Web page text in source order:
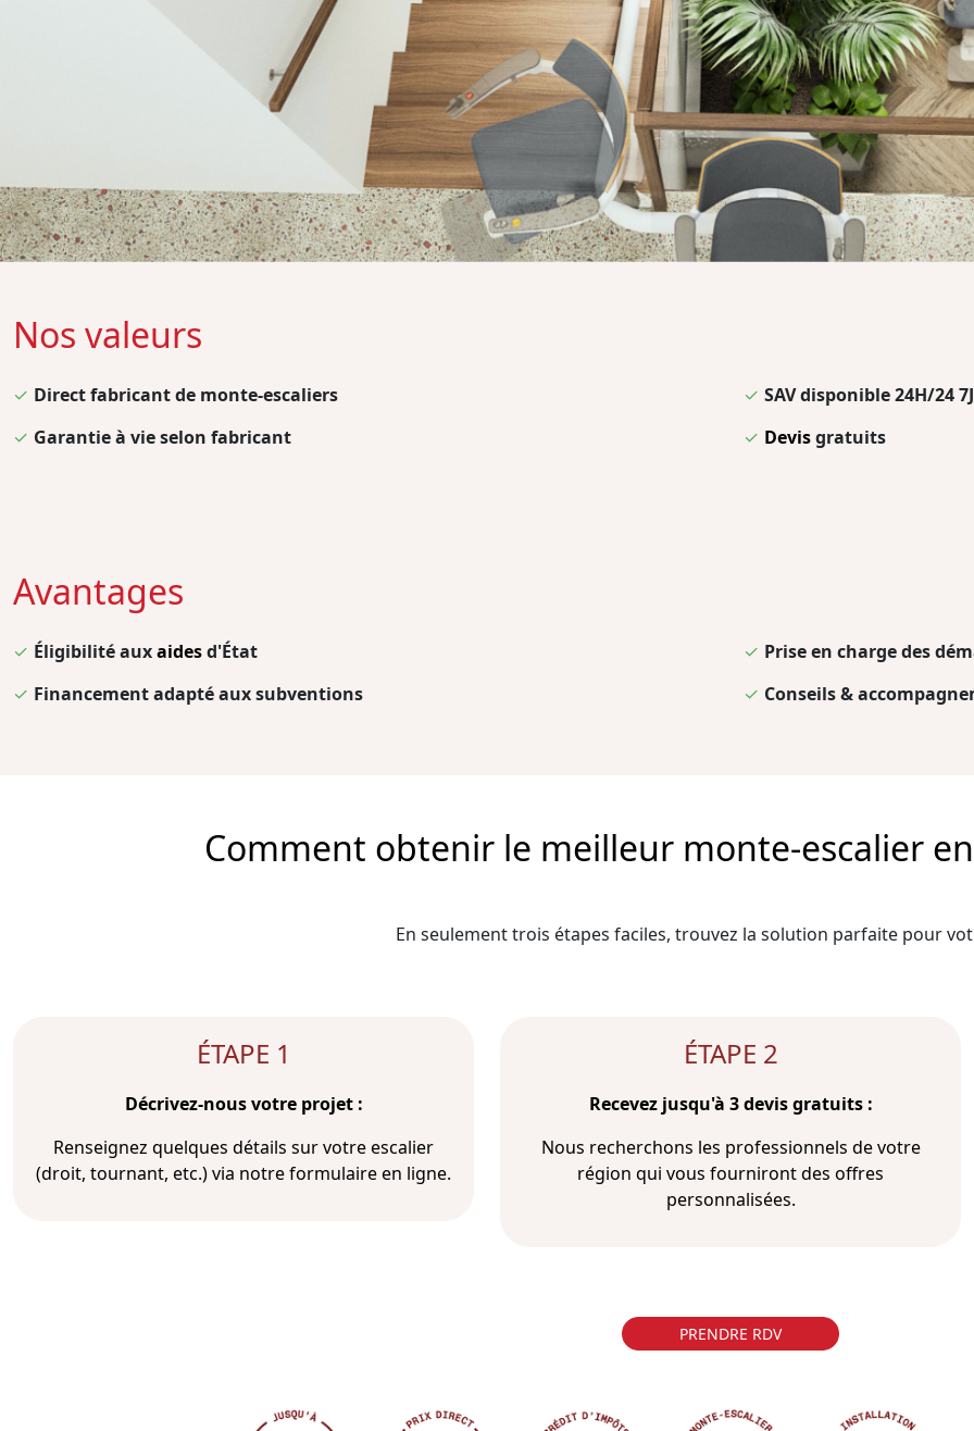
Nos valeurs
✓ Direct fabricant de monte-escaliers
✓ Garantie à vie selon fabricant
✓ SAV disponible 24H/24
✓ Devisgratuits
Avantages
✓ Éligibilité auxaidesd'État
✓ Financement adapté aux subventions
✓ Prise en charge des
✓ Conseils &
Comment obtenir le meilleur monte-escalier
En seulement trois étapes faciles, trouvez la solution parfaite pour
ÉTAPE 1
Décrivez-nous votre projet :
Renseignez quelques détails sur votre escalier
(droit, tournant, etc.) via notre formulaire en ligne.
ÉTAPE 2
Recevez jusqu'à 3 devis gratuits :
Nous recherchons les professionnels de votre
région qui vous fourniront des offres
personnalisées.
PRENDRE RDV